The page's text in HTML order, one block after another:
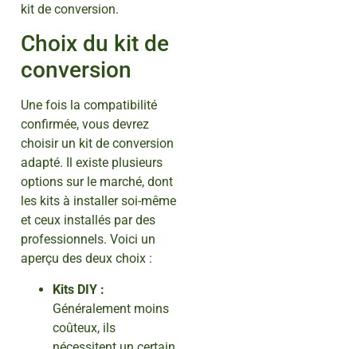
kit de conversion.
Choix du kit de
conversion
Une fois la compatibilité
confirmée, vous devrez
choisir un kit de conversion
adapté. Il existe plusieurs
options sur le marché, dont
les kits à installer soi-même
et ceux installés par des
professionnels. Voici un
aperçu des deux choix :
Kits DIY :
Généralement moins
coûteux, ils